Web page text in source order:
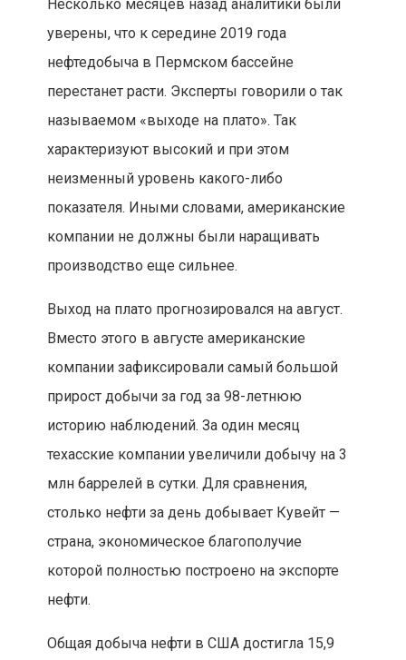
Несколько месяцев назад аналитики были
уверены, что к середине 2019 года
нефтедобыча в Пермском бассейне
перестанет расти. Эксперты говорили о так
называемом «выходе на плато». Так
характеризуют высокий и при этом
неизменный уровень какого-либо
показателя. Иными словами, американские
компании не должны были наращивать
производство еще сильнее.
Выход на плато прогнозировался на август.
Вместо этого в августе американские
компании зафиксировали самый большой
прирост добычи за год за 98-летнюю
историю наблюдений. За один месяц
техасские компании увеличили добычу на 3
млн баррелей в сутки. Для сравнения,
столько нефти за день добывает Кувейт —
страна, экономическое благополучие
которой полностью построено на экспорте
нефти.
Общая добыча нефти в США достигла 15,9